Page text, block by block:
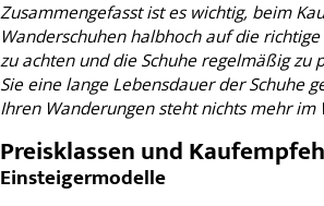
Zusammengefasst ist es wichtig, beim
Wanderschuhen halbhoch auf die
zu achten und die Schuhe regelmäßig zu
Sie eine lange Lebensdauer der Schuhe
Ihren Wanderungen steht nichts mehr im
Preisklassen und
Einsteigermodelle